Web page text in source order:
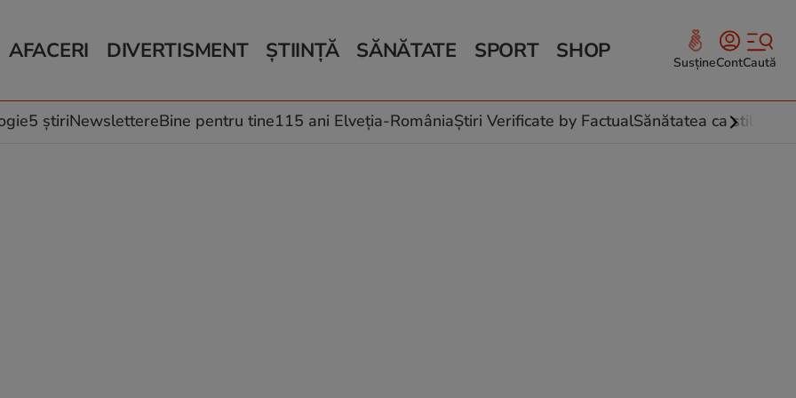
AFACERI
Auto
Locuri de muncă
DIVERTISMENT
Horoscop
Muzică și Filme
ȘTIINȚĂ
Schimbări climatice
SĂNĂTATE
Relații
Rețete culinare
SPORT SHOP SusțineContCaută
5 știriNewslettereBine pentru tine115 ani Elveția-RomâniaȘtiri Verificate by FactualSănătatea ca stil de